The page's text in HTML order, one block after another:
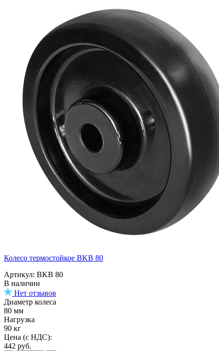
Колесо термостойкое BKB 80
Артикул: BKB 80
В наличии
Нет отзывов
Диаметр колеса
80 мм
Нагрузка
90 кг
Цена (с НДС):
442 руб.